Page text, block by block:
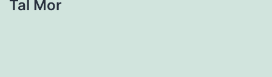
Tal Mor